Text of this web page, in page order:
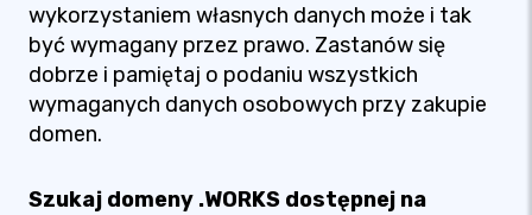
wykorzystaniem własnych danych może i tak
być wymagany przez prawo. Zastanów się
dobrze i pamiętaj o podaniu wszystkich
wymaganych danych osobowych przy zakupie
domen.
Szukaj domeny .WORKS dostępnej na